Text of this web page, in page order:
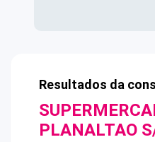
Resultados da
PLANALTAO